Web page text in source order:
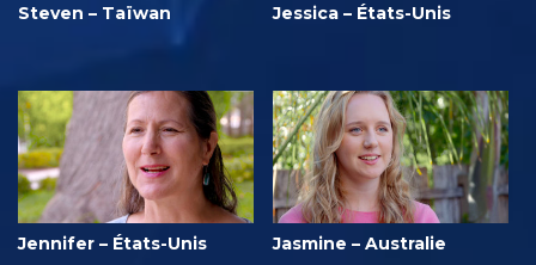
Steven – Taïwan Jessica – États-Unis
Jennifer – États-Unis Jasmine – Australie